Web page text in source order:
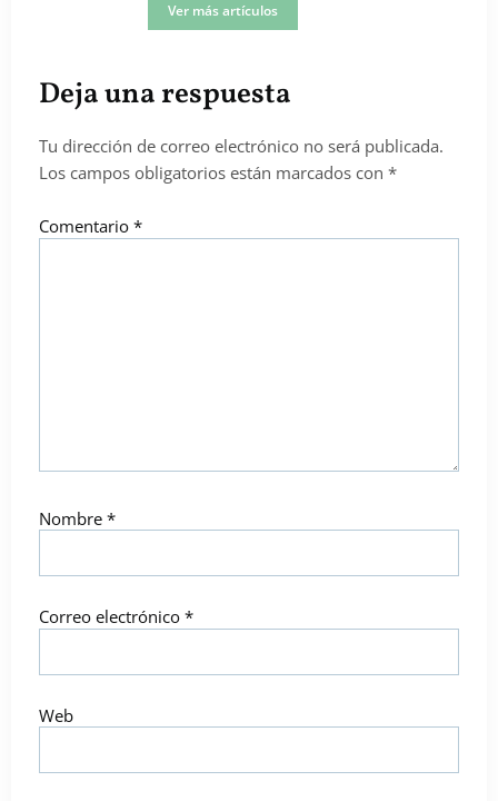
Ver más artículos
Deja una respuesta
Tu dirección de correo electrónico no será publicada.
Los campos obligatorios están marcados con *
Comentario *
Nombre *
Correo electrónico *
Web